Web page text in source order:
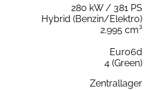
280 kW / 381 PS
Hybrid (Benzin/Elektro)
2.995 cm³
Euro6d
4 (Green)
Zentrallager